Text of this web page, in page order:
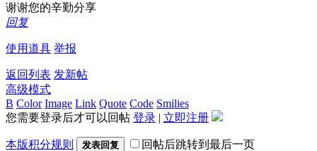
谢谢您的辛勤分享
回复
使用道具 举报
返回列表 发新帖
高级模式
B Color Image Link Quote Code Smilies
您需要登录后才可以回帖 登录 | 立即注册
本版积分规则 发表回复 回帖后跳转到最后一页